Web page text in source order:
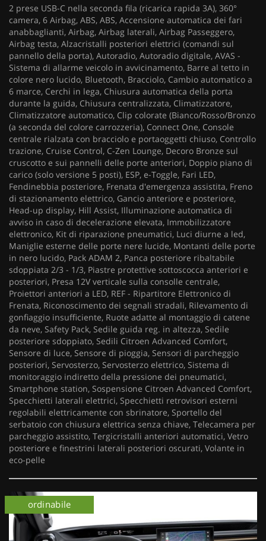
2 prese USB-C nella seconda fila (ricarica rapida 3A), 360°
camera, 6 Airbag, ABS, ABS, Accensione automatica dei fari
anabbaglianti, Airbag, Airbag laterali, Airbag Passeggero,
Airbag testa, Alzacristalli posteriori elettrici (comandi sul
pannello della porta), Autoradio, Autoradio digitale, AVAS -
Sistema di allarme veicolo in avvicinamento, Barre al tetto in
colore nero lucido, Bluetooth, Bracciolo, Cambio automatico a
6 marce, Cerchi in lega, Chiusura automatica della porta
durante la guida, Chiusura centralizzata, Climatizzatore,
Climatizzatore automatico, Clip colorate (Bianco/Rosso/Bronzo
(a seconda del colore carrozzeria), Connect One, Console
centrale rialzata con bracciolo e portaoggetti chiuso, Controllo
trazione, Cruise Control, C-Zen Lounge, Decoro Bronze sul
cruscotto e sui pannelli delle porte anteriori, Doppio piano di
carico (solo versione 5 posti), ESP, e-Toggle, Fari LED,
Fendinebbia posteriore, Frenata d'emergenza assistita, Freno
di stazionamento elettrico, Gancio anteriore e posteriore,
Head-up display, Hill Assist, Illuminazione automatica di
avviso in caso di decelerazione elevata, Immobilizzatore
elettronico, Kit di riparazione pneumatici, Luci diurne a led,
Maniglie esterne delle porte nere lucide, Montanti delle porte
in nero lucido, Pack ADAM 2, Panca posteriore ribaltabile
sdoppiata 2/3 - 1/3, Piastre protettive sottoscocca anteriori e
posteriori, Presa 12V verticale sulla consolle centrale,
Proiettori anteriori a LED, REF - Ripartitore Elettronico di
Frenata, Riconoscimento dei segnali stradali, Rilevamento di
gonfiaggio insufficiente, Ruote adatte al montaggio di catene
da neve, Safety Pack, Sedile guida reg. in altezza, Sedile
posteriore sdoppiato, Sedili Citroen Advanced Comfort,
Sensore di luce, Sensore di pioggia, Sensori di parcheggio
posteriori, Servosterzo, Servosterzo elettrico, Sistema di
monitoraggio indiretto della pressione dei pneumatici,
Smartphone station, Sospensione Citroen Advanced Comfort,
Specchietti laterali elettrici, Specchietti retrovisori esterni
regolabili elettricamente con sbrinatore, Sportello del
serbatoio con chiusura elettrica senza chiave, Telecamera per
parcheggio assistito, Tergicristalli anteriori automatici, Vetro
posteriore e finestrini laterali posteriori oscurati, Volante in
eco-pelle
km 0